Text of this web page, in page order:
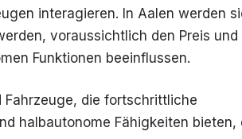
interagieren. In Aalen werden
voraussichtlich den Preis
Funktionen beeinflussen.
die fortschrittliche
halbautonome Fähigkeiten